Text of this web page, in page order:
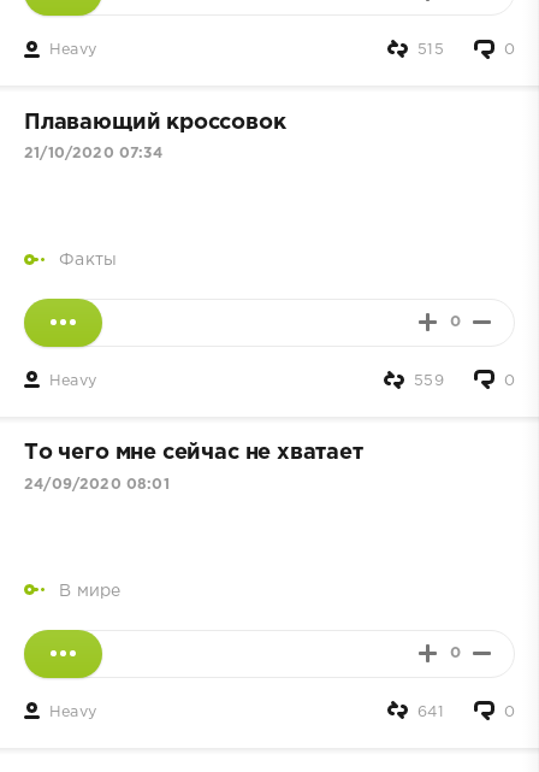
Heavy 0
515
Плавающий кроссовок
21/10/2020 07:34
Факты
0
Heavy 0
559
То чего мне сейчас не хватает
24/09/2020 08:01
В мире
0
Heavy 0
641